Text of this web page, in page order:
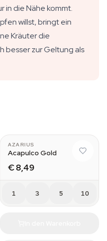
in die Nähe kommt.
willst, bringt ein
Kräuter die
besser zur Geltung als
AZARIUS
Acapulco Gold
€ 8,49
1 3 5 10